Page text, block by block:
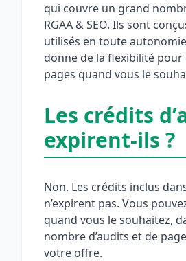
qui couvre un grand
RGAA & SEO. Ils sont
utilisés en toute
donne de la flexibilité pour
pages quand vous le
Les crédits
expirent-ils ?
Non. Les crédits inclus
n’expirent pas. Vous
quand vous le souhaitez,
nombre d’audits et de
votre offre.